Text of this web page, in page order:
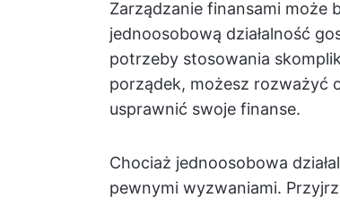
Zarządzanie finansami może
jednoosobową działalność
potrzeby stosowania
porządek, możesz rozważyć
usprawnić swoje finanse.
Chociaż jednoosobowa
pewnymi wyzwaniami.